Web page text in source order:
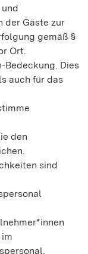
der Gäste zur
gemäß §
Ort.
Bedeckung. Dies
auch für das
den
sind